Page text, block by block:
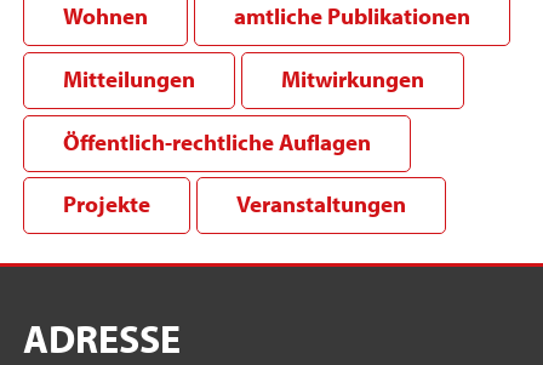
Wohnen amtliche Publikationen
Mitteilungen Mitwirkungen
Öffentlich-rechtliche Auflagen
Projekte Veranstaltungen
ADRESSE